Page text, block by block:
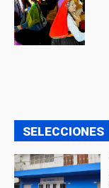
SELECCIONES